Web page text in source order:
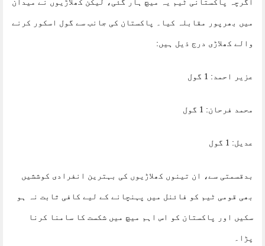
اگرچہ پاکستانی ٹیم یہ میچ ہار گئی، لیکن کھلاڑیوں نے میدان
میں بھرپور مقابلہ کیا۔ پاکستان کی جانب سے گول اسکور کرنے
والے کھلاڑی درج ذیل ہیں:
عزیر احمد: 1 گول
محمد فرحان: 1 گول
عدیل: 1 گول
بدقسمتی سے، ان تینوں کھلاڑیوں کی بہترین انفرادی کوششیں
بھی قومی ٹیم کو فائنل میں پہنچانے کے لیے کافی ثابت نہ ہو
سکیں اور پاکستان کو اس اہم میچ میں شکست کا سامنا کرنا
پڑا۔